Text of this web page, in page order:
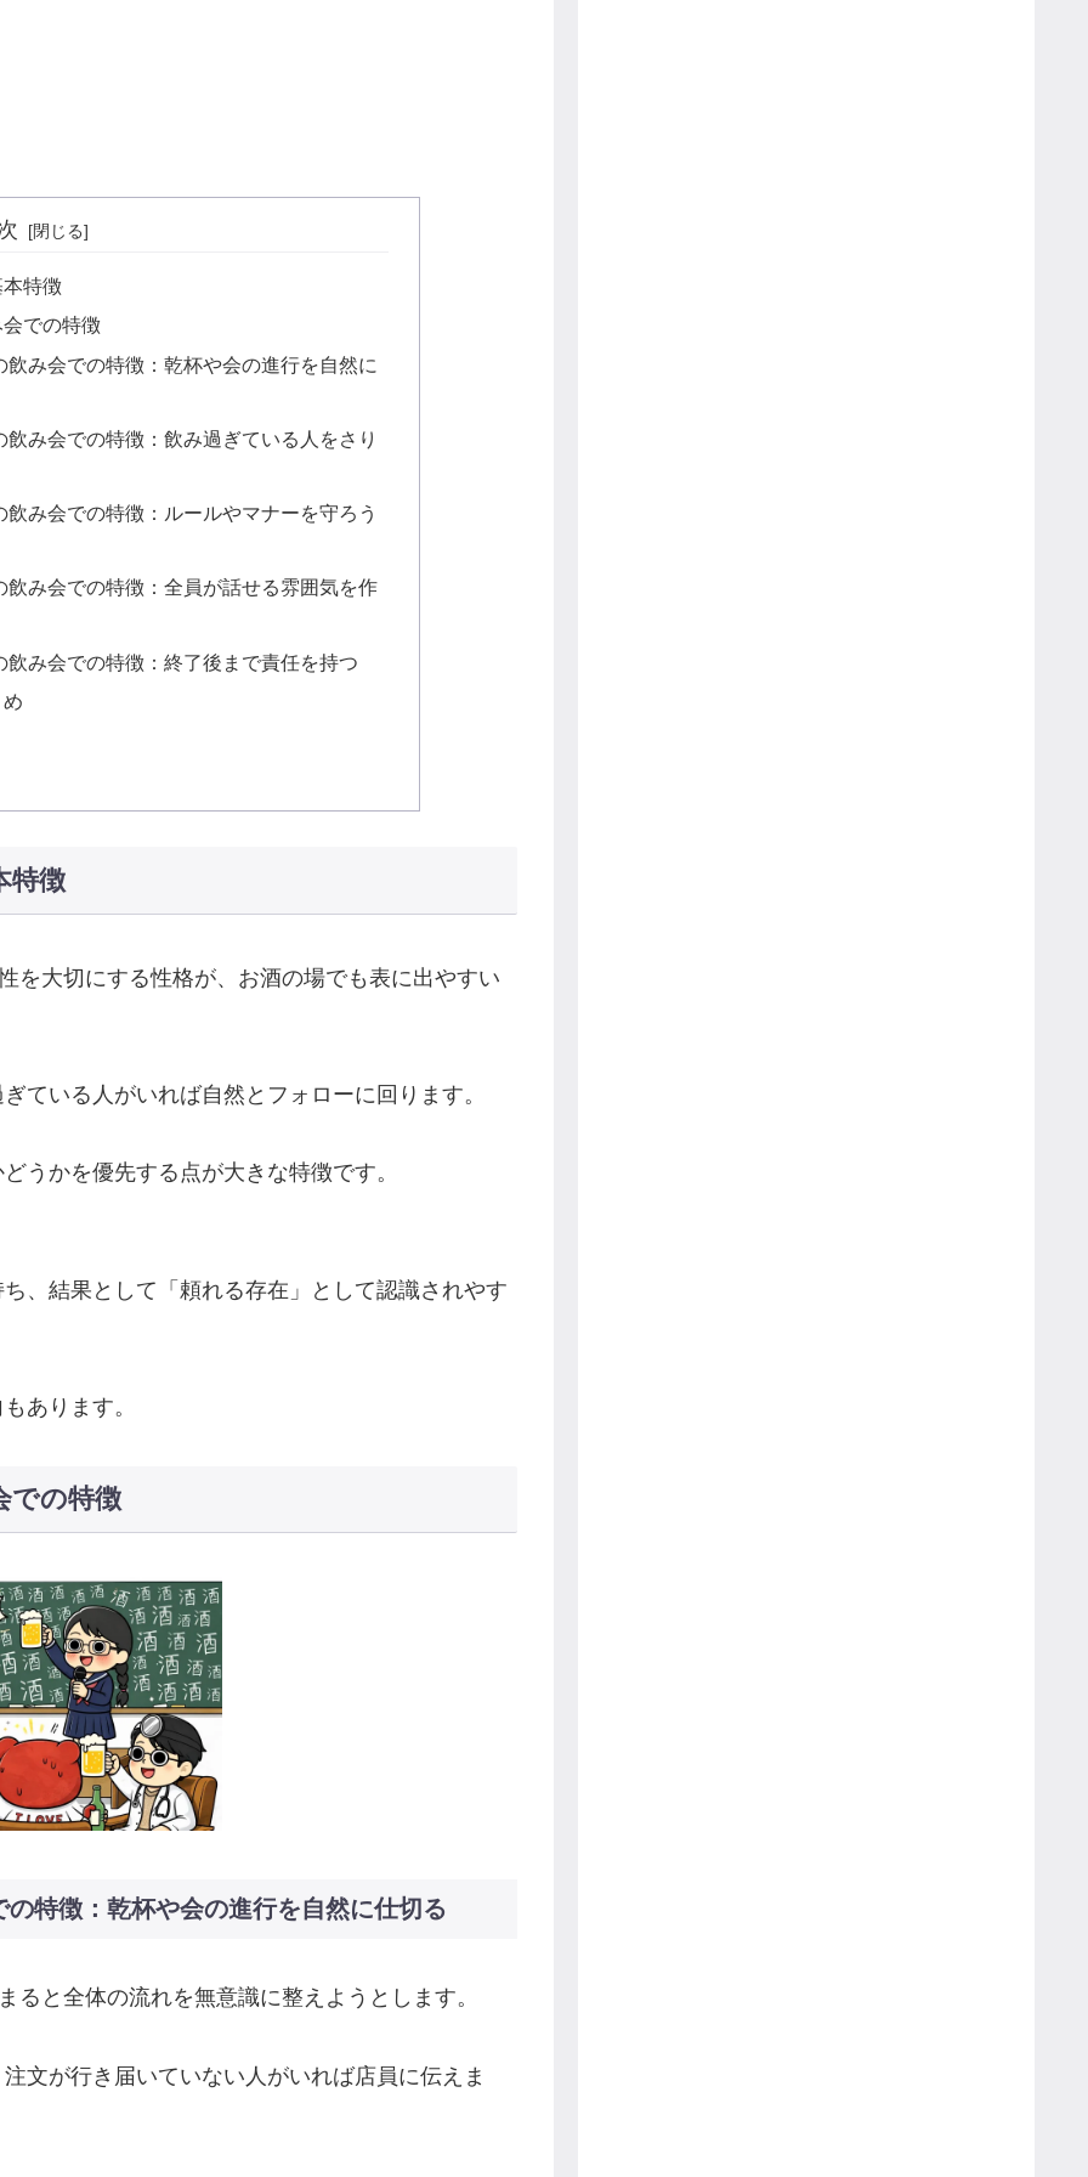
特徴
での特徴
み会での特徴：乾杯や会の進行を自然に
み会での特徴：飲み過ぎている人をさり
み会での特徴：ルールやマナーを守ろう
み会での特徴：全員が話せる雰囲気を作
み会での特徴：終了後まで責任を持つ
特徴
を大切にする性格が、お酒の場でも表に出やすい
ている人がいれば自然とフォローに回ります。
うかを優先する点が大きな特徴です。
、結果として「頼れる存在」として認識されやす
あります。
での特徴
特徴：乾杯や会の進行を自然に仕切る
と全体の流れを無意識に整えようとします。
文が行き届いていない人がいれば店員に伝えま